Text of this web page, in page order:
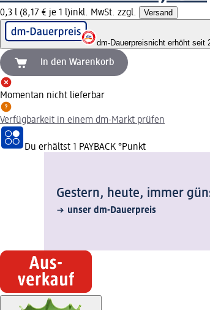
0,3 l (8,17 € je 1 l)inkl. MwSt. zzgl. Versand
dm-Dauerpreisnicht erhöht seit
In den Warenkorb
Momentan nicht lieferbar
Verfügbarkeit in einem dm-Markt prüfen
Du erhältst 1 PAYBACK °Punkt
Gestern, heute, immer
unser dm-Dauerpreis